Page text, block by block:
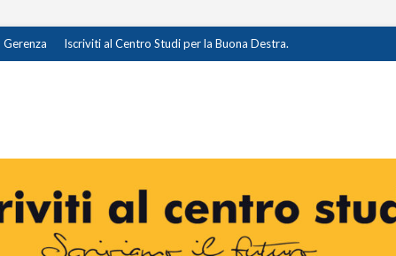
Gerenza Iscriviti al Centro Studi per la Buona Destra.